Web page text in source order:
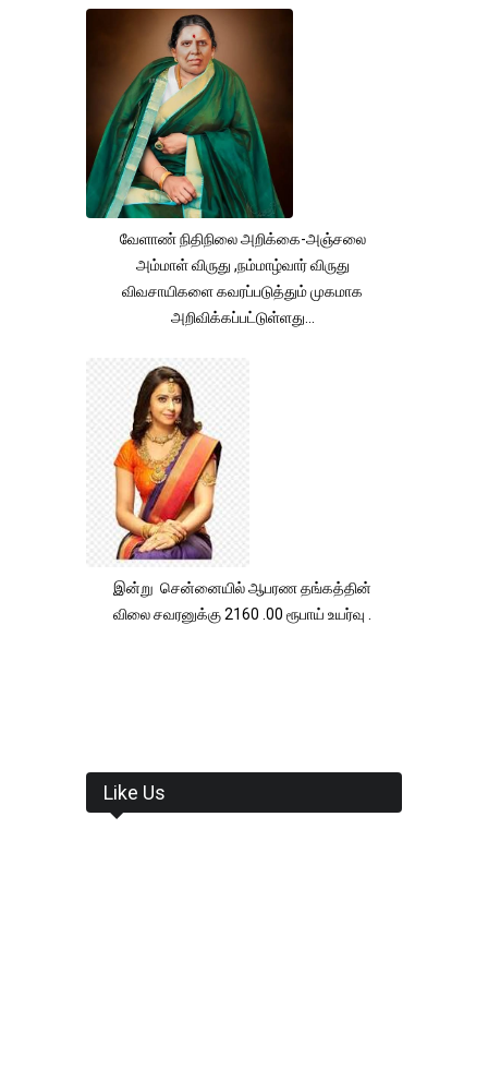
வேளாண் நிதிநிலை அறிக்கை-அஞ்சலை
அம்மாள் விருது ,நம்மாழ்வார் விருது
விவசாயிகளை கவரப்படுத்தும் முகமாக
அறிவிக்கப்பட்டுள்ளது...
இன்று சென்னையில் ஆபரண தங்கத்தின்
விலை சவரனுக்கு 2160 .00 ரூபாய் உயர்வு .
Like Us